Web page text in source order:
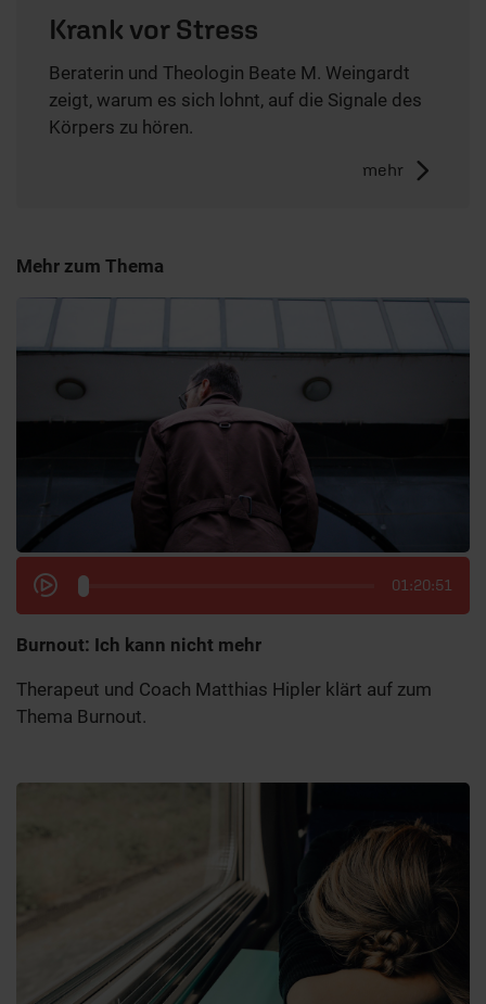
Krank vor Stress
Beraterin und Theologin Beate M. Weingardt
zeigt, warum es sich lohnt, auf die Signale des
Körpers zu hören.
mehr
Mehr zum Thema
01:20:51
Burnout: Ich kann nicht mehr
Therapeut und Coach Matthias Hipler klärt auf zum
Thema Burnout.